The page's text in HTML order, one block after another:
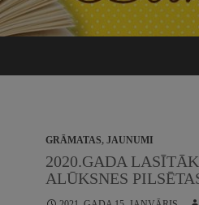
GRĀMATAS, JAUNUMI
2020.GADA
ALŪKSNES